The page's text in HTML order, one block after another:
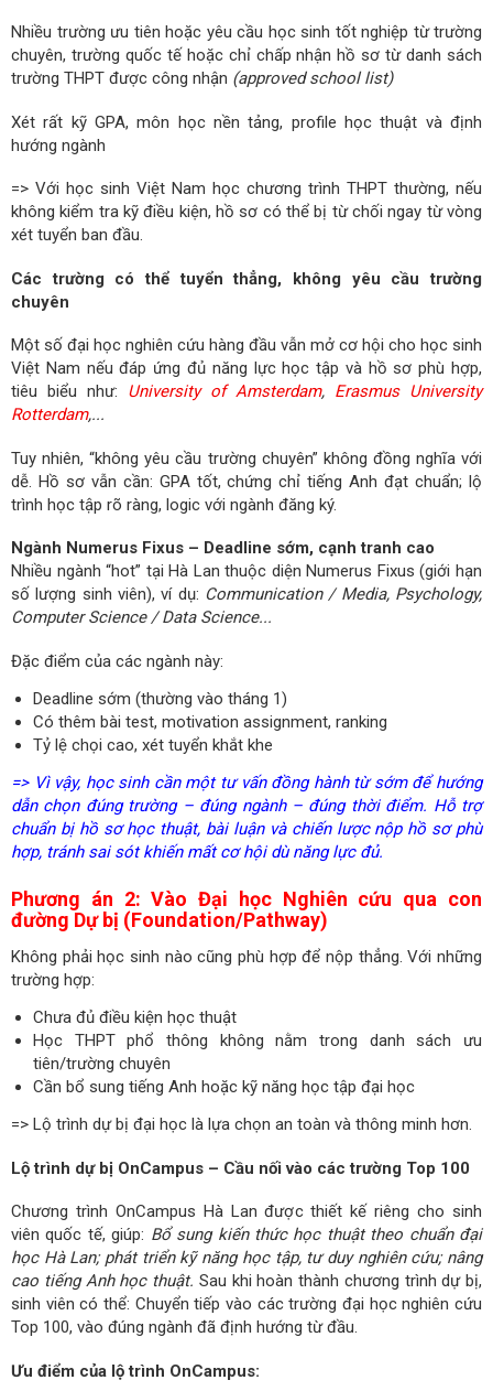
Nhiều trường ưu tiên hoặc yêu cầu học sinh tốt nghiệp từ trường
chuyên, trường quốc tế hoặc chỉ chấp nhận hồ sơ từ danh sách
trường THPT được công nhận (approved school list)
Xét rất kỹ GPA, môn học nền tảng, profile học thuật và định
hướng ngành
=> Với học sinh Việt Nam học chương trình THPT thường, nếu
không kiểm tra kỹ điều kiện, hồ sơ có thể bị từ chối ngay từ vòng
xét tuyển ban đầu.
Các trường có thể tuyển thẳng, không yêu cầu trường
chuyên
Một số đại học nghiên cứu hàng đầu vẫn mở cơ hội cho học sinh
Việt Nam nếu đáp ứng đủ năng lực học tập và hồ sơ phù hợp,
tiêu biểu như: University of Amsterdam, Erasmus University
Rotterdam,...
Tuy nhiên, “không yêu cầu trường chuyên” không đồng nghĩa với
dễ. Hồ sơ vẫn cần: GPA tốt, chứng chỉ tiếng Anh đạt chuẩn; lộ
trình học tập rõ ràng, logic với ngành đăng ký.
Ngành Numerus Fixus – Deadline sớm, cạnh tranh cao
Nhiều ngành “hot” tại Hà Lan thuộc diện Numerus Fixus (giới hạn
số lượng sinh viên), ví dụ: Communication / Media, Psychology,
Computer Science / Data Science...
Đặc điểm của các ngành này:
Deadline sớm (thường vào tháng 1)
Có thêm bài test, motivation assignment, ranking
Tỷ lệ chọi cao, xét tuyển khắt khe
=> Vì vậy, học sinh cần một tư vấn đồng hành từ sớm để hướng
dẫn chọn đúng trường – đúng ngành – đúng thời điểm. Hỗ trợ
chuẩn bị hồ sơ học thuật, bài luận và chiến lược nộp hồ sơ phù
hợp, tránh sai sót khiến mất cơ hội dù năng lực đủ.
Phương án 2: Vào Đại học Nghiên cứu qua con
đường Dự bị (Foundation/Pathway)
Không phải học sinh nào cũng phù hợp để nộp thẳng. Với những
trường hợp:
Chưa đủ điều kiện học thuật
Học THPT phổ thông không nằm trong danh sách ưu
tiên/trường chuyên
Cần bổ sung tiếng Anh hoặc kỹ năng học tập đại học
=> Lộ trình dự bị đại học là lựa chọn an toàn và thông minh hơn.
Lộ trình dự bị OnCampus – Cầu nối vào các trường Top 100
Chương trình OnCampus Hà Lan được thiết kế riêng cho sinh
viên quốc tế, giúp: Bổ sung kiến thức học thuật theo chuẩn đại
học Hà Lan; phát triển kỹ năng học tập, tư duy nghiên cứu; nâng
cao tiếng Anh học thuật. Sau khi hoàn thành chương trình dự bị,
sinh viên có thể: Chuyển tiếp vào các trường đại học nghiên cứu
Top 100, vào đúng ngành đã định hướng từ đầu.
Ưu điểm của lộ trình OnCampus: